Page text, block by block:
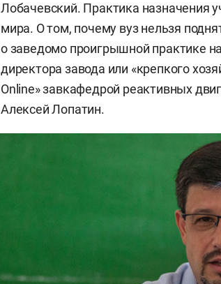
Лобачевский. Практика назначения
мира. О том, почему вуз нельзя
о заведомо проигрышной практике
директора завода или «крепкого
Online» завкафедрой реактивных
Алексей Лопатин.